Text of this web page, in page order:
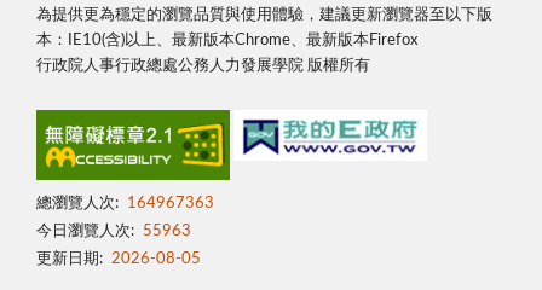
為提供更為穩定的瀏覽品質與使用體驗，建議更新瀏覽器至以下版
本：IE10(含)以上、最新版本Chrome、最新版本Firefox
行政院人事行政總處公務人力發展學院 版權所有
總瀏覽人次:
164967363
今日瀏覽人次:
55963
更新日期:
2026-08-05